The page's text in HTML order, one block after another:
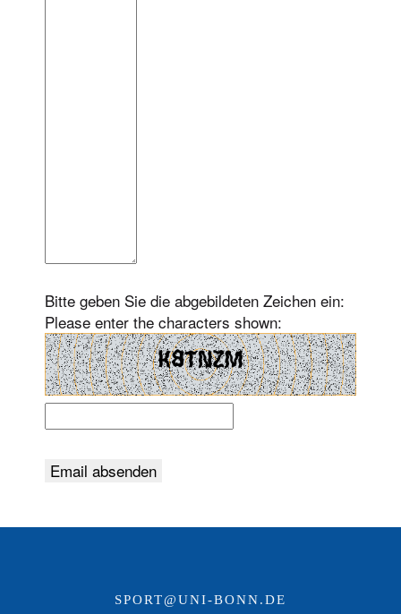
Bitte geben Sie die abgebildeten Zeichen ein:
Please enter the characters shown:
SPORT@UNI-BONN.DE